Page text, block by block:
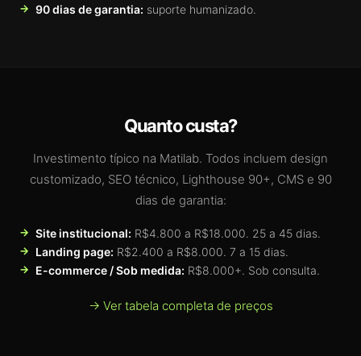
90 dias de garantia: suporte humanizado.
Quanto custa?
Investimento típico na Matilab. Todos incluem design
customizado, SEO técnico, Lighthouse 90+, CMS e 90
dias de garantia:
Site institucional: R$4.800 a R$18.000. 25 a 45 dias.
Landing page: R$2.400 a R$8.000. 7 a 15 dias.
E-commerce / Sob medida: R$8.000+. Sob consulta.
→ Ver tabela completa de preços